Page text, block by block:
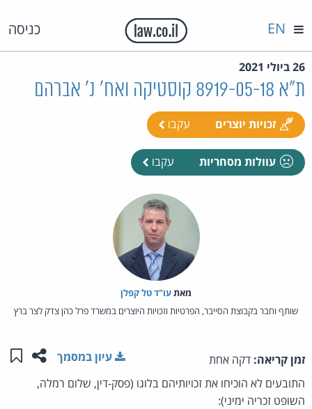
כניסה EN
26 ביולי 2021
ת"א 8919-05-18 קוסטיקה ואח' נ' אברהם
זכויות יוצרים עקבו
עוולות מסחריות עקבו
מאת‏עו"ד טל קפלן
שותף וחבר בקבוצת הסייבר, הפרטיות וזכויות היוצרים במשרד פרל כהן צדק לצר ברץ
זמן קריאה: דקה אחת שתפו
עיון במסמך
התובעים לא הוכיחו את זכויותיהם בלוגו (פסק-דין, שלום רמלה,
השופט זכריה ימיני):